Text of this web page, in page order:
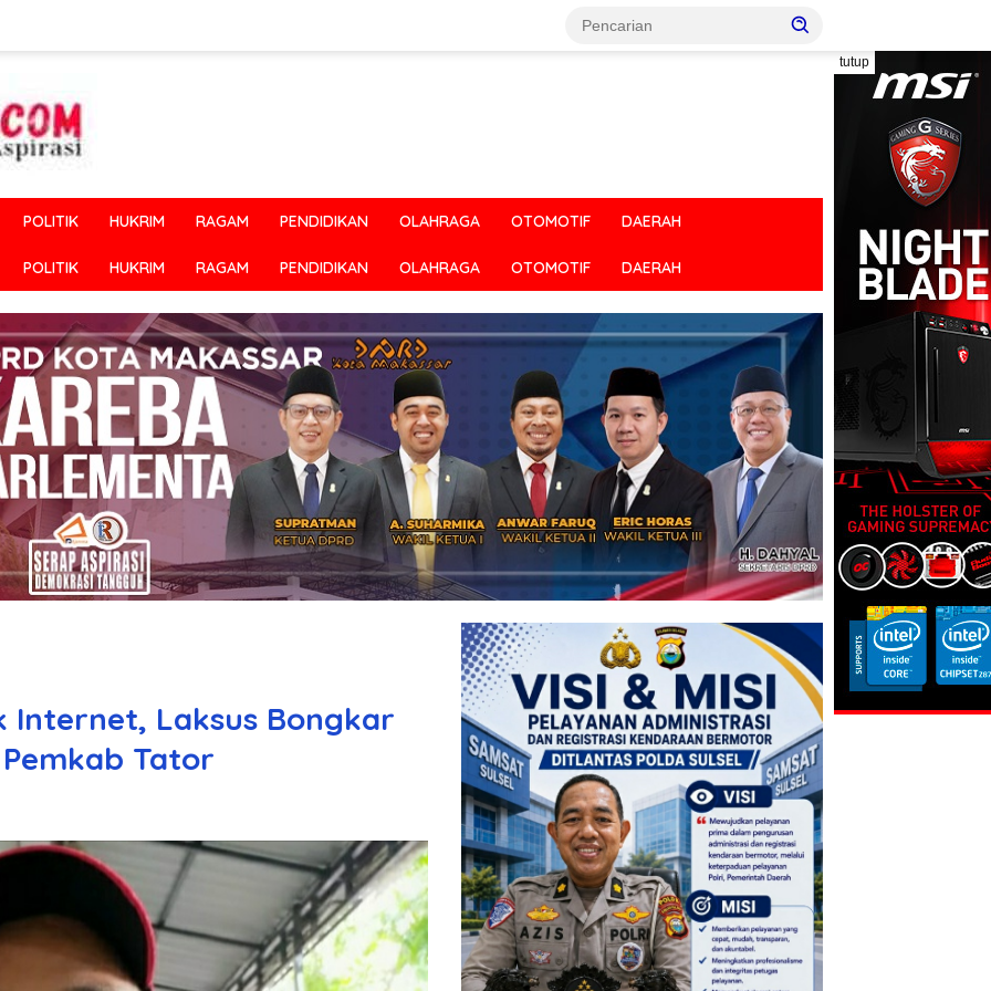
tutup
POLITIK HUKRIM RAGAM PENDIDIKAN OLAHRAGA OTOMOTIF DAERAH
POLITIK HUKRIM RAGAM PENDIDIKAN OLAHRAGA OTOMOTIF DAERAH
Internet, Laksus Bongkar
Tator